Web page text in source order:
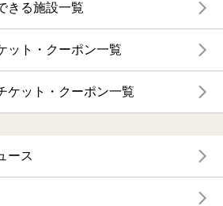
きる施設一覧
ット・クーポン一覧
ケット・クーポン一覧
ース